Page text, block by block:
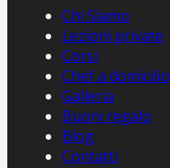
Chi Siamo
Lezioni private
Corsi
Chef a domicilio
Galleria
Buoni regalo
Blog
Contatti